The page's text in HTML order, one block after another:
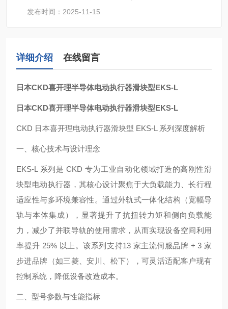
发布时间：2025-11-15
详细介绍 在线留言
日本CKD喜开理半导体电动执行器滑块型EKS-L
日本CKD喜开理半导体电动执行器滑块型EKS-L
CKD 日本喜开理电动执行器滑块型 EKS-L 系列深度解析
一、核心技术与设计理念
EKS-L 系列是 CKD 专为工业自动化领域打造的高刚性滑
块型电动执行器，其核心设计聚焦于大负载能力、长行程
适应性与多环境兼容性。通过外轨式一体化结构（宽幅导
轨与本体集成），显著提升了抗扭转力矩和侧向负载能
力，减少了并联导轨的使用需求，从而实现设备空间利用
率提升 25% 以上。该系列支持13 家主流伺服品牌 + 3 家
步进品牌（如三菱、安川、松下），可灵活适配客户现有
控制系统，降低设备改造成本。
二、型号参数与性能指标